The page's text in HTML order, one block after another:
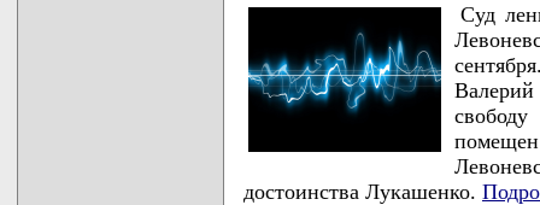
Суд
достоинства Лукашенко.